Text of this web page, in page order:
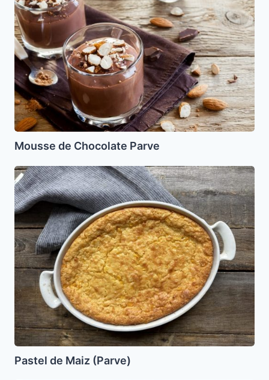
Chocolate
Parve
Mousse de Chocolate Parve
Pastel
de
Maiz
(Parve)
Pastel de Maiz (Parve)